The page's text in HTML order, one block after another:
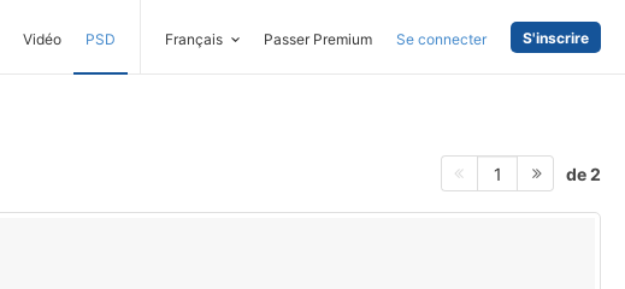
Vidéo PSD Français Passer Premium Se connecter S'inscrire
1 de 2